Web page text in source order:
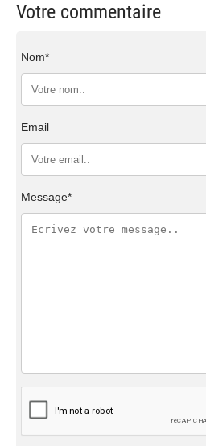
Votre commentaire
Nom*
Email
Message*